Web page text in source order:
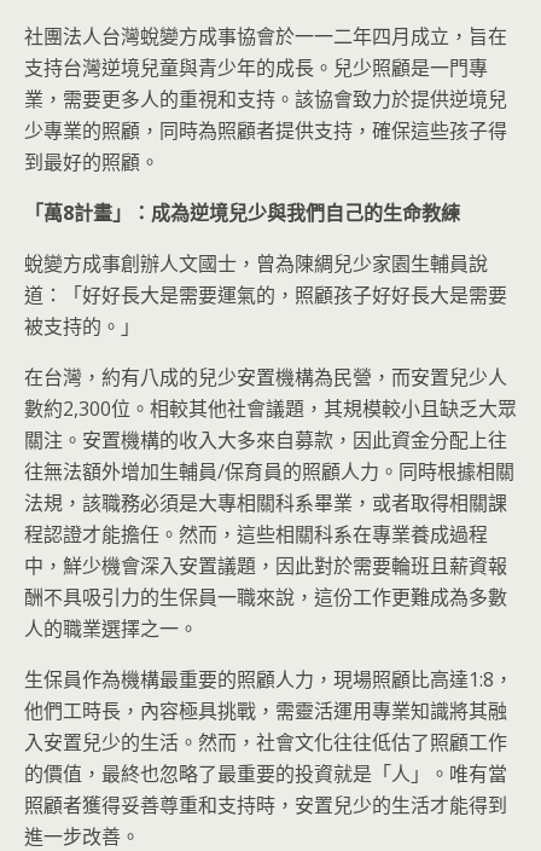
社團法人台灣蛻變方成事協會於一一二年四月成立，旨在
支持台灣逆境兒童與青少年的成長。兒少照顧是一門專
業，需要更多人的重視和支持。該協會致力於提供逆境兒
少專業的照顧，同時為照顧者提供支持，確保這些孩子得
到最好的照顧。
「萬8計畫」：成為逆境兒少與我們自己的生命教練
蛻變方成事創辦人文國士，曾為陳綢兒少家園生輔員說
道：「好好長大是需要運氣的，照顧孩子好好長大是需要
被支持的。」
在台灣，約有八成的兒少安置機構為民營，而安置兒少人
數約2,300位。相較其他社會議題，其規模較小且缺乏大眾
關注。安置機構的收入大多來自募款，因此資金分配上往
往無法額外增加生輔員/保育員的照顧人力。同時根據相關
法規，該職務必須是大專相關科系畢業，或者取得相關課
程認證才能擔任。然而，這些相關科系在專業養成過程
中，鮮少機會深入安置議題，因此對於需要輪班且薪資報
酬不具吸引力的生保員一職來說，這份工作更難成為多數
人的職業選擇之一。
生保員作為機構最重要的照顧人力，現場照顧比高達1:8，
他們工時長，內容極具挑戰，需靈活運用專業知識將其融
入安置兒少的生活。然而，社會文化往往低估了照顧工作
的價值，最終也忽略了最重要的投資就是「人」。唯有當
照顧者獲得妥善尊重和支持時，安置兒少的生活才能得到
進一步改善。